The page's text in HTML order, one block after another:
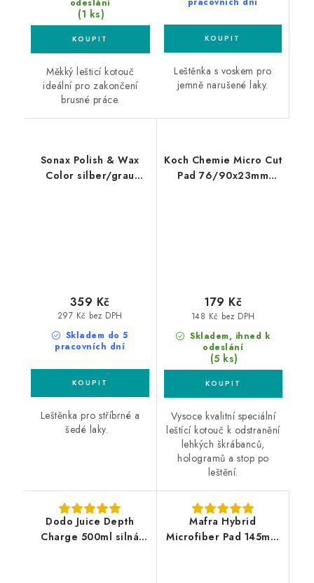
odeslání
(1 ks)
Měkký lešticí kotouč
ideální pro zakončení
brusné práce.
Leštěnka s voskem pro
jemně narušené laky.
Sonax Polish & Wax
Color silber/grau
Skladem do 5
pracovních dní
297 Kč bez DPH
359 Kč
Leštěnka pro stříbrné a
šedé laky.
Koch Chemie Micro Cut
Pad 76/90x23mm
Skladem, ihned k
odeslání
(5 ks)
148 Kč bez DPH
179 Kč
Vysoce kvalitní speciální
leštící kotouč k odstranění
lehkých škrábanců,
hologramů a stop po
leštění.
Dodo Juice Depth
Charge 500ml silná
Mafra Hybrid
Microfiber Pad 145mm